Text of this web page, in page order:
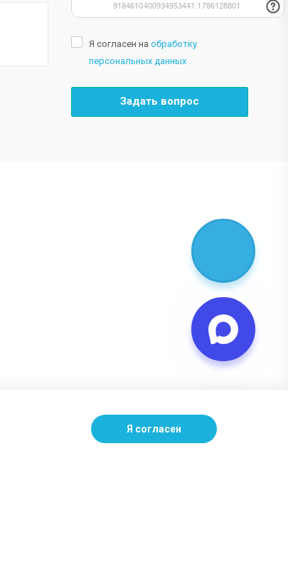
Я согласен наобработку
персональных данных
Задать вопрос
Я согласен